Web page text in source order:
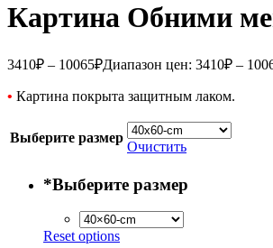
Картина Обними
3410₽ – 10065₽Диапазон цен: 3410₽ –
• Картина покрыта защитным лаком.
Выберите размер
Очистить
*Выберите размер
Reset options